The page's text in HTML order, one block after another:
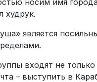
носим имя
худрук.
является
входят не
– выступить в